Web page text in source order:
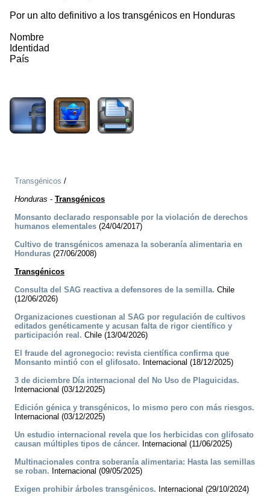
Por un alto definitivo a los transgénicos en Honduras
Nombre
Identidad
País
Transgénicos /
Honduras - Transgénicos
Monsanto declarado responsable por la violación de derechos
humanos elementales (24/04/2017)
Cultivo de transgénicos amenaza la soberanía alimentaria en
Honduras (27/06/2008)
Transgénicos
Consulta del SAG reactiva a defensores de la semilla. Chile
(12/06/2026)
Organizaciones cuestionan al SAG por regulación de cultivos
editados genéticamente y acusan falta de rigor científico y
participación real. Chile (13/04/2026)
El fraude del agronegocio: revista científica confirma que
Monsanto mintió con el glifosato. Internacional (18/12/2025)
3 de diciembre Día internacional del No Uso de Plaguicidas.
Internacional (03/12/2025)
Edición génica y transgénicos, lo mismo pero con más riesgos.
Internacional (03/12/2025)
Un estudio internacional revela que los herbicidas con glifosato
causan múltiples tipos de cáncer. Internacional (11/06/2025)
Multinacionales contra soberanía alimentaria: Hasta las semillas
se roban. Internacional (09/05/2025)
Exigen prohibir árboles transgénicos. Internacional (29/10/2024)